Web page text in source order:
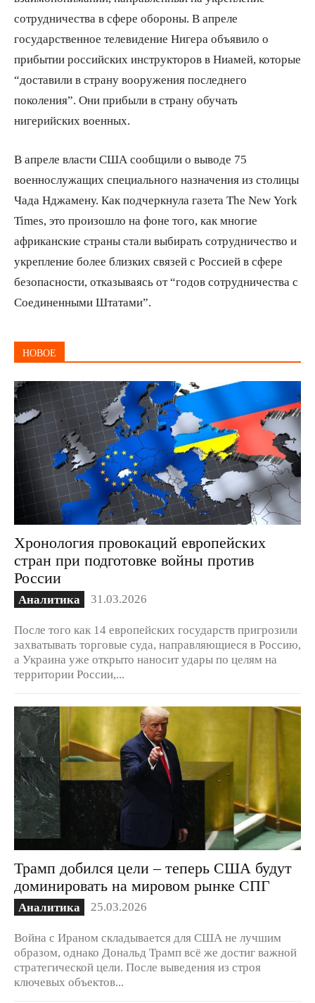
сотрудничества в сфере обороны. В апреле
государственное телевидение Нигера объявило о
прибытии российских инструкторов в Ниамей, которые
“доставили в страну вооружения последнего
поколения”. Они прибыли в страну обучать
нигерийских военных.
В апреле власти США сообщили о выводе 75
военнослужащих специального назначения из столицы
Чада Нджамену. Как подчеркнула газета The New York
Times, это произошло на фоне того, как многие
африканские страны стали выбирать сотрудничество и
укрепление более близких связей с Россией в сфере
безопасности, отказываясь от “годов сотрудничества с
Соединенными Штатами”.
НОВОЕ
Хронология провокаций европейских
стран при подготовке войны против
России
Аналитика 31.03.2026
После того как 14 европейских государств пригрозили
захватывать торговые суда, направляющиеся в Россию,
а Украина уже открыто наносит удары по целям на
территории России,...
Трамп добился цели – теперь США будут
доминировать на мировом рынке СПГ
Аналитика 25.03.2026
Война с Ираном складывается для США не лучшим
образом, однако Дональд Трамп всё же достиг важной
стратегической цели. После выведения из строя
ключевых объектов...